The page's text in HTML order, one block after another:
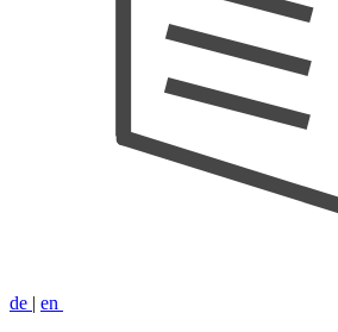
de | en